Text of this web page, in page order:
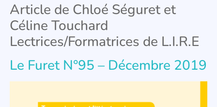
Article de Chloé Séguret et
Céline Touchard
Lectrices/Formatrices de L.I.R.E
Le Furet N°95 – Décembre 2019